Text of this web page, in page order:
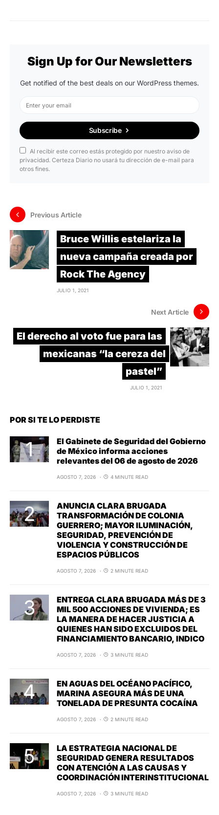
Sign Up for Our Newsletters
Get notified of the best deals on our WordPress themes.
Subscribe
Al recibir este correo estás protegido por nuestro aviso de
privacidad. Certeza Diario no usará tu dirección de e-mail para
otros fines.
Previous Article
Bruce Willis estelariza la
nueva campaña creada por
Rock The Agency
JULIO 1, 2021
Next Article
El derecho al voto fue para las
mexicanas “la cereza del
pastel”
JULIO 1, 2021
POR SI TE LO PERDISTE
El Gabinete de Seguridad del Gobierno
de México informa acciones
relevantes del 06 de agosto de 2026
AGOSTO 7, 2026 4 MINUTE READ
ANUNCIA CLARA BRUGADA
TRANSFORMACIÓN DE COLONIA
GUERRERO; MAYOR ILUMINACIÓN,
SEGURIDAD, PREVENCIÓN DE
VIOLENCIA Y CONSTRUCCIÓN DE
ESPACIOS PÚBLICOS
AGOSTO 7, 2026 2 MINUTE READ
ENTREGA CLARA BRUGADA MÁS DE 3
MIL 500 ACCIONES DE VIVIENDA; ES
LA MANERA DE HACER JUSTICIA A
QUIENES HAN SIDO EXCLUIDOS DEL
FINANCIAMIENTO BANCARIO, INDICO
AGOSTO 7, 2026 3 MINUTE READ
EN AGUAS DEL OCÉANO PACÍFICO,
MARINA ASEGURA MÁS DE UNA
TONELADA DE PRESUNTA COCAÍNA
AGOSTO 7, 2026 2 MINUTE READ
LA ESTRATEGIA NACIONAL DE
SEGURIDAD GENERA RESULTADOS
CON ATENCIÓN A LAS CAUSAS Y
COORDINACIÓN INTERINSTITUCIONAL
AGOSTO 7, 2026 3 MINUTE READ